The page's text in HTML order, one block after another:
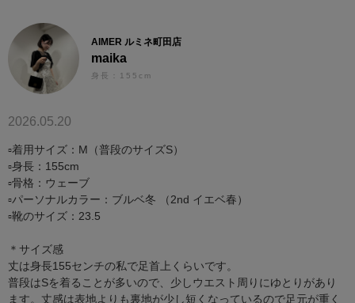
AIMER ルミネ町田店
maika
身長：155cm
2026.05.20
▫︎着用サイズ：M（普段のサイズS）
▫︎身長：155cm
▫︎骨格：ウェーブ
▫︎パーソナルカラー：ブルベ冬 （2nd イエベ春）
▫︎靴のサイズ：23.5
＊サイズ感
丈は身長155センチの私で足首上くらいです。
普段はSを着ることが多いので、少しウエスト周りにゆとりがあり
ます。丈感は表地よりも裏地が少し短くなっているので足元が重く